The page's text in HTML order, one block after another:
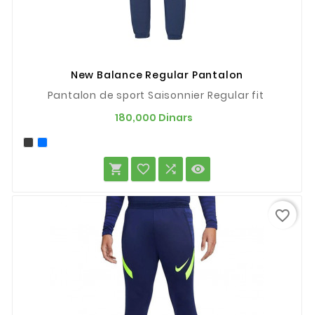
New Balance Regular Pantalon
Pantalon de sport Saisonnier Regular fit
180,000 Dinars
   
favorite_border